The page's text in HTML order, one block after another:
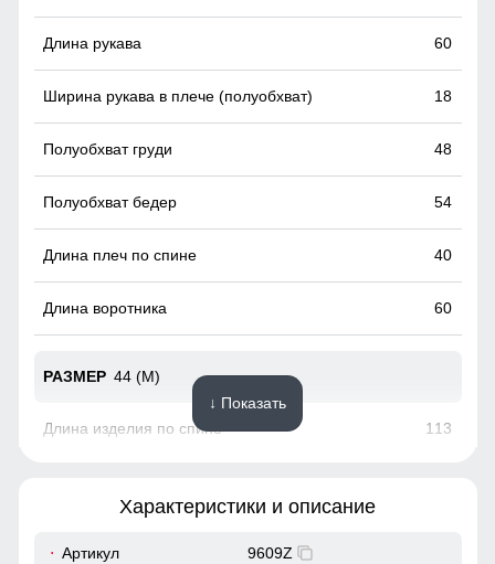
Высокий воротник
Элемент одежды нужен для защиты шеи от холода, но со
временем стал стильной и модной деталью гардероба.
60
18
48
54
40
60
44 (M)
113
↓ Показать
Характеристики и описание
Артикул 9609Z